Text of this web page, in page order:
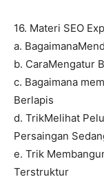
16. Materi SEO
a.
b. CaraMengatur
c. Bagaimana
Berlapis
d. TrikMelihat
Persaingan
e. Trik
Terstruktur